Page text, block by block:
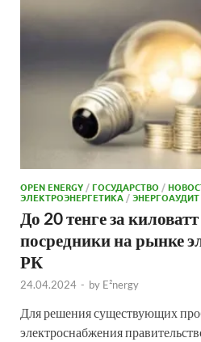
OPEN ENERGY /ГОСУДАРСТВО /
ЭЛЕКТРОЭНЕРГЕТИКА /ЭНЕРГОАУДИТ
До 20 тенге за
посредники на рынке
РК
24.04.2024 - by E²nergy
Для решения существующих
электроснабжения